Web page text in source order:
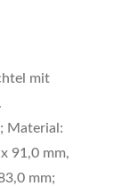
mit
Material:
91,0 mm,
mm;